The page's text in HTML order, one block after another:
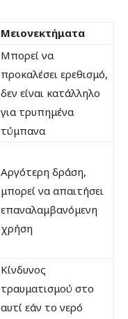
Μειονεκτήματα
Μπορεί να
προκαλέσει ερεθισμό,
δεν είναι κατάλληλο
για τρυπημένα
τύμπανα
Αργότερη δράση,
μπορεί να απαιτήσει
επαναλαμβανόμενη
χρήση
Κίνδυνος
τραυματισμού στο
αυτί εάν το νερό